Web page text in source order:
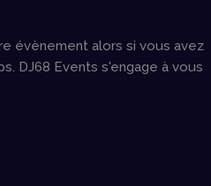
évènement alors si vous avez
DJ68 Events s'engage à vous